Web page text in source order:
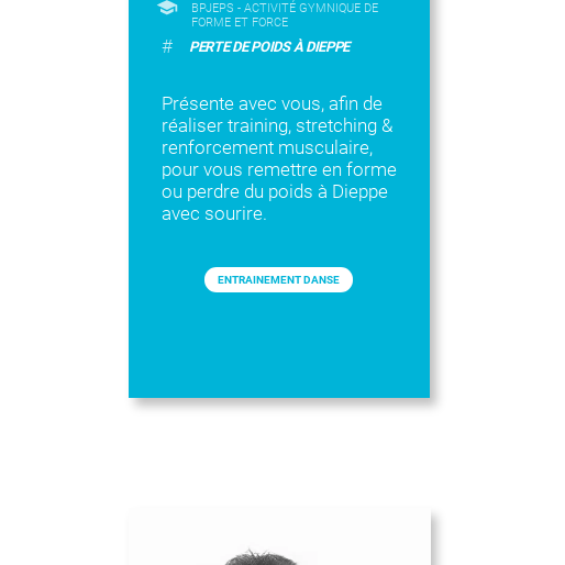
BPJEPS - ACTIVITÉ GYMNIQUE DE
FORME ET FORCE
# PERTE DE POIDS À DIEPPE
Présente avec vous, afin de
réaliser training, stretching &
renforcement musculaire,
pour vous remettre en forme
ou perdre du poids à Dieppe
avec sourire.
ENTRAINEMENT DANSE